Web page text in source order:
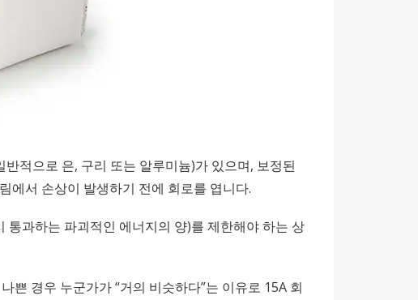
적으로 은, 구리 또는 알루미늄)가 있으며, 보정된
에서 손상이 발생하기 전에 회로를 엽니다.
과하는 파괴적인 에너지의 양)를 제한해야 하는 상
쁜 경우 누군가가 “거의 비슷하다”는 이유로 15A 회